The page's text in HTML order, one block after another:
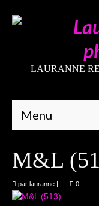
LAURANNE
Menu
Mariages
M&L
par lauranne | | 0